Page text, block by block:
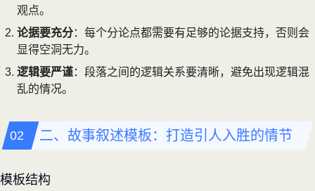
观点。
论据要充分：每个分论点都需要有足够的论据支持，否则会
显得空洞无力。
逻辑要严谨：段落之间的逻辑关系要清晰，避免出现逻辑混
乱的情况。
二、故事叙述模板：打造引人入胜的情节
模板结构